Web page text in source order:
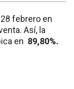
febrero en
Así, la
en 89,80%.